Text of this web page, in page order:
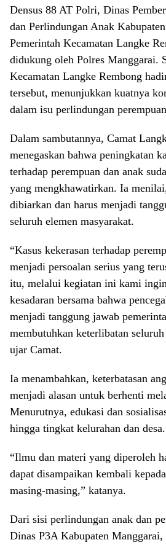
Densus 88 AT Polri, Dinas
dan Perlindungan Anak
Pemerintah Kecamatan Langke
didukung oleh Polres Manggarai.
Kecamatan Langke Rembong
tersebut, menunjukkan kuatnya
dalam isu perlindungan
Dalam sambutannya, Camat
menegaskan bahwa peningkatan
terhadap perempuan dan anak
yang mengkhawatirkan. Ia
dibiarkan dan harus menjadi
seluruh elemen masyarakat.
“Kasus kekerasan terhadap
menjadi persoalan serius yang
itu, melalui kegiatan ini kami
kesadaran bersama bahwa
menjadi tanggung jawab
membutuhkan keterlibatan
ujar Camat.
Ia menambahkan, keterbatasan
menjadi alasan untuk berhenti
Menurutnya, edukasi dan
hingga tingkat kelurahan dan desa.
“Ilmu dan materi yang diperoleh
dapat disampaikan kembali
masing-masing,” katanya.
Dari sisi perlindungan anak dan
Dinas P3A Kabupaten